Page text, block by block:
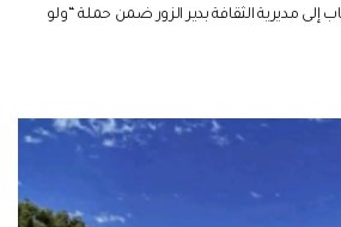
كتاب إلى مديرية الثقافة بدير الزور ضمن حملة “ولو